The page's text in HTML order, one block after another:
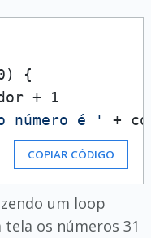
{
+ 1
número é '
+
COPIAR CÓDIGO
um loop
os números 31